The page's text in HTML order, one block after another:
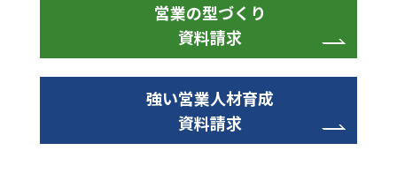
営業の型づくり
資料請求
強い営業人材育成
資料請求